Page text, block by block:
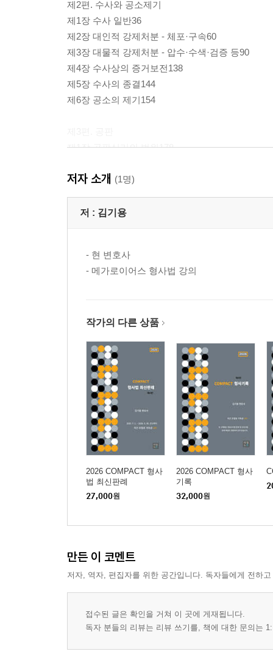
제2편. 수사와 공소제기
제1장 수사 일반36
제2장 대인적 강제처분 - 체포·구속60
제3장 대물적 강제처분 - 압수·수색·검증 등90
제4장 수사상의 증거보전138
제5장 수사의 종결144
제6장 공소의 제기154
제1장 공판심리의 범위178
제3장 특수한 공판절차230
제4장 증거법의 기본이론240
제5장 위법수집증거배제법칙 등244
제8장 증명력300
제9장 재판316
제1장 상소 통칙330
제3장 비상구제절차377
제4장 특별절차396
저자 소개 (1명)
저 : 김기용
- 현 변호사
- 메가로이어스 형사법 강의
작가의 다른 상품
2026 COMPACT 형사
법 최신판례
27,000원
2026 COMPACT 형사
기록
32,000원
만든 이 코멘트
저자, 역자, 편집자를 위한 공간입니다. 독자들에게 전하
접수된 글은 확인을 거쳐 이 곳에 게재됩니다.
독자 분들의 리뷰는 리뷰 쓰기를, 책에 대한 문의는